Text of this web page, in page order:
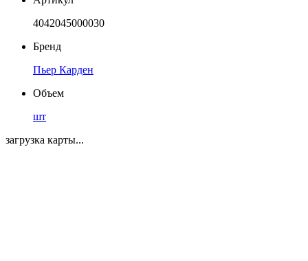
4042045000030
Бренд
Пьер Карден
Объем
шт
загрузка карты...